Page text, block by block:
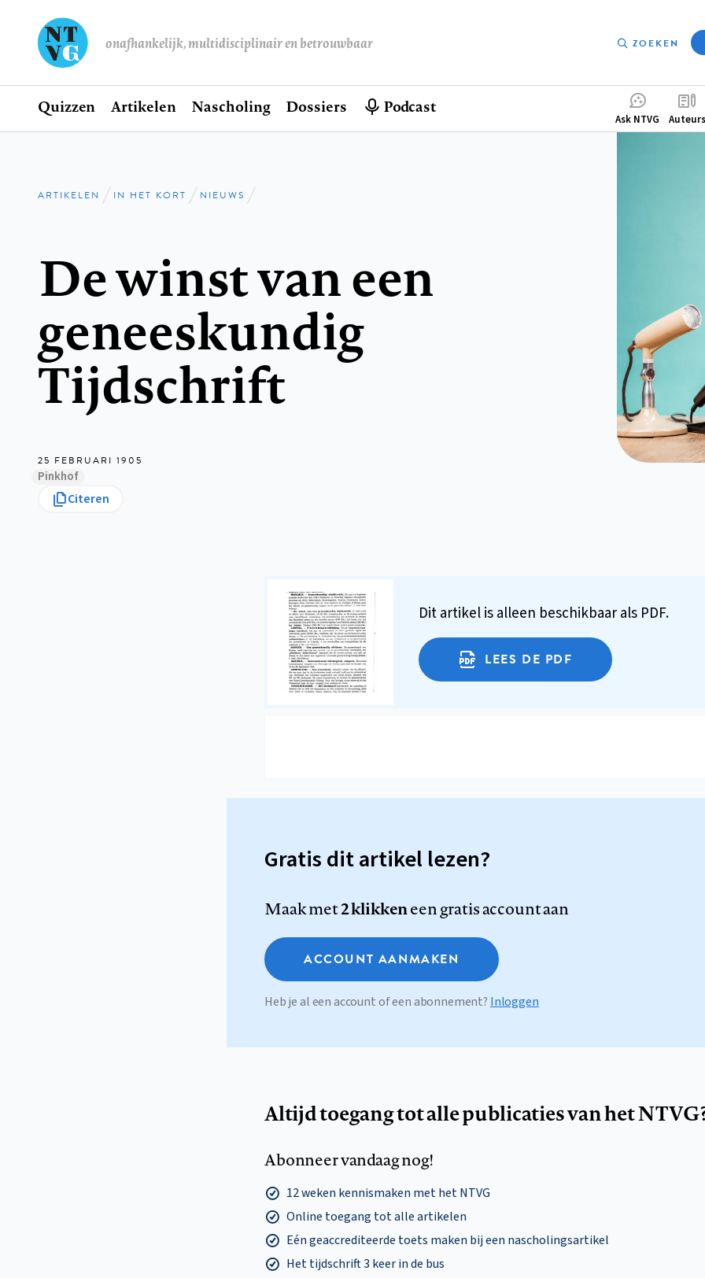
onafhankelijk, multidisciplinair en betrouwbaar ZOEKEN
Hoofdnavigatie
Home
Quizzen Artikelen Nascholing Dossiers Podcast
Ask NTVG Auteurs
Kruimelpad
ARTIKELEN IN HET KORT NIEUWS
De winst van een
geneeskundig
Tijdschrift
25 FEBRUARI 1905
Pinkhof
Citeren
Dit artikel is alleen beschikbaar als PDF.
LEES DE PDF
Gratis dit artikel lezen?
Maak met2 klikkeneen gratis account aan
ACCOUNT AANMAKEN
Heb je al een account of een abonnement? Inloggen
Altijd toegang tot alle publicaties van het
Abonneer vandaag nog!
12 weken kennismaken met het NTVG
Online toegang tot alle artikelen
Eén geaccrediteerde toets maken bij een nascholingsartikel
Het tijdschrift 3 keer in de bus